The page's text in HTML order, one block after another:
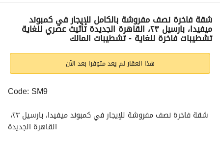
الاماكن القريبة
شقة فاخرة نصف مفروشة بالكامل للإيجار في كمبوند
ميفيدا، بارسيل ٢٣، القاهرة الجديدة تأثيث عصري للغاية
تشطيبات فاخرة للغاية - تشطيبات المالك
هذا العقار لم يعد متوفرا بعد الآن
Code: SM9
القاهرة الجديدة